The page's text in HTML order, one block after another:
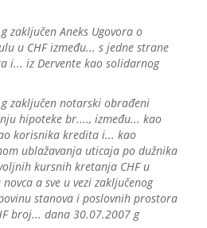
zaključen Aneks Ugovora o
u CHF između... s jedne strane
i... iz Dervente kao solidarnog
zaključen notarski obrađeni
hipoteke br...., između... kao
korisnika kredita i... kao
ublažavanja uticaja po dužnika
kursnih kretanja CHF u
a sve u vezi zaključenog
stanova i poslovnih prostora
broj... dana 30.07.2007 g